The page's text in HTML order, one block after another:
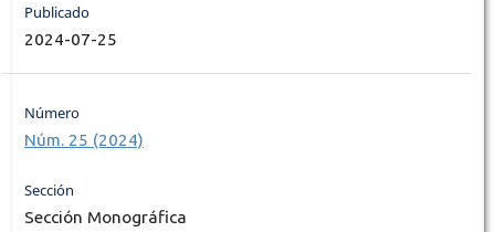
Publicado
2024-07-25
Número
Núm. 25 (2024)
Sección
Sección Monográfica